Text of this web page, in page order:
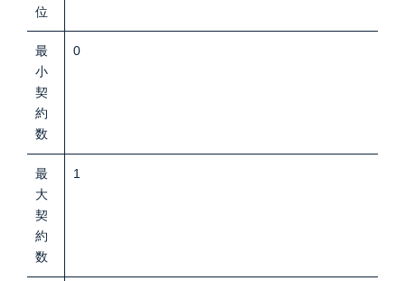
位
最
小
契
約
数
0
最
大
契
約
数
1